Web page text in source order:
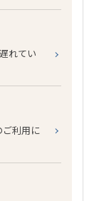
れてい
ご利用に